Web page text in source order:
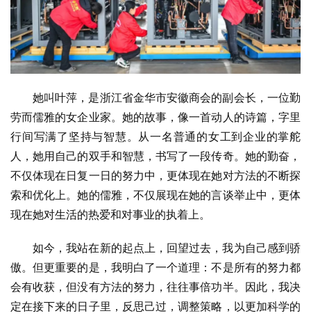
她叫叶萍，是浙江省金华市安徽商会的副会长，一位勤
劳而儒雅的女企业家。她的故事，像一首动人的诗篇，字里
行间写满了坚持与智慧。从一名普通的女工到企业的掌舵
人，她用自己的双手和智慧，书写了一段传奇。她的勤奋，
不仅体现在日复一日的努力中，更体现在她对方法的不断探
索和优化上。她的儒雅，不仅展现在她的言谈举止中，更体
现在她对生活的热爱和对事业的执着上。
如今，我站在新的起点上，回望过去，我为自己感到骄
傲。但更重要的是，我明白了一个道理：不是所有的努力都
会有收获，但没有方法的努力，往往事倍功半。因此，我决
定在接下来的日子里，反思己过，调整策略，以更加科学的